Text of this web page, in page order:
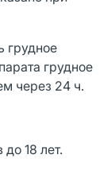
грудное
грудное
через 24 ч.
18 лет.